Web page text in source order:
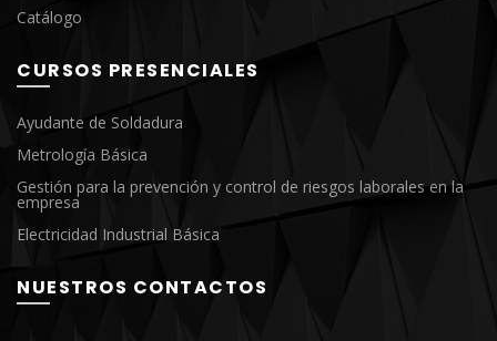
Catálogo
CURSOS PRESENCIALES
Ayudante de Soldadura
Metrología Básica
Gestión para la prevención y control de riesgos laborales en la
empresa
Electricidad Industrial Básica
NUESTROS CONTACTOS